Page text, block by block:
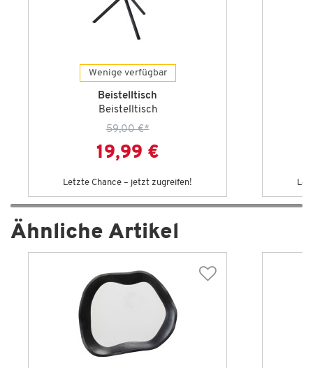
Wenige verfügbar
Beistelltisch
Beistelltisch
59,00 €*
19,99 €
Letzte Chance – jetzt zugreifen!
Ähnliche Artikel